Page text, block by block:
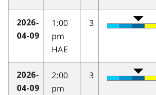
2026-
04-09
1:00
pm
HAE
3
2026-
04-09
2:00
pm
3